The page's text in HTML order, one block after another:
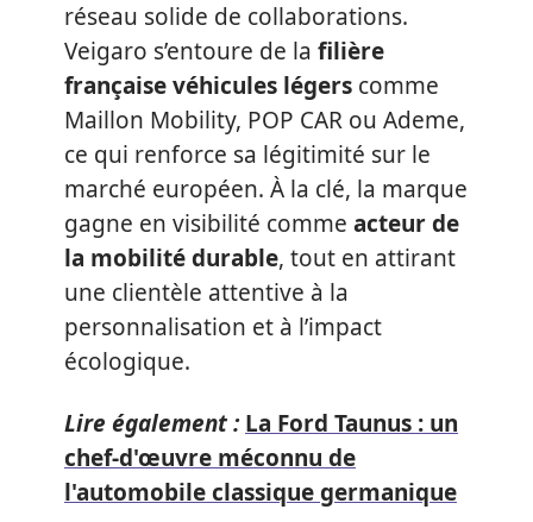
réseau solide de collaborations.
Veigaro s’entoure de la filière
française véhicules légers comme
Maillon Mobility, POP CAR ou Ademe,
ce qui renforce sa légitimité sur le
marché européen. À la clé, la marque
gagne en visibilité comme acteur de
la mobilité durable, tout en attirant
une clientèle attentive à la
personnalisation et à l’impact
écologique.
Lire également : La Ford Taunus : un
chef-d'œuvre méconnu de
l'automobile classique germanique